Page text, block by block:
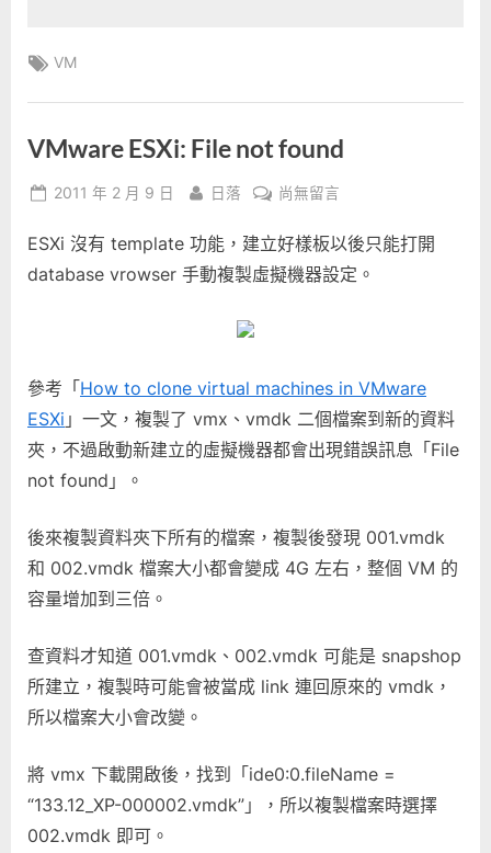
Tags:
VM
VMware ESXi: Filenot found
Posted
2011 年 2 月 9 日 By
日落
在
ESXi:
File
尚無留言
ESXi 沒有 template 功能，建立好樣板以後只能打開
database vrowser 手動複製虛擬機器設定。
參考「How to clone virtual machines in VMware
ESXi 」一文，複製了 vmx、vmdk 二個檔案到新的資料
夾，不過啟動新建立的虛擬機器都會出現錯誤訊息「File
not found」。
後來複製資料夾下所有的檔案，複製後發現 001.vmdk
和 002.vmdk 檔案大小都會變成 4G 左右，整個 VM 的
容量增加到三倍。
查資料才知道 001.vmdk、002.vmdk 可能是 snapshop
所建立，複製時可能會被當成 link 連回原來的 vmdk，
所以檔案大小會改變。
將 vmx 下載開啟後，找到「ide0:0.fileName =
“133.12_XP-000002.vmdk”」，所以複製檔案時選擇
002.vmdk 即可。